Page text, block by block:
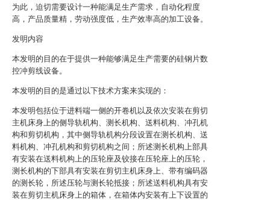
为此，迫切需要设计一种能满足生产需求，自动化程度
高，产品质量精，劳动强度低，生产效率高的加工设备。
发明内容
本发明的目的在于提供一种能够满足生产需要的硅钢片数
控冲剪线设备。
本发明的目的是通过以下技术方案来实现的：
本发明包括位于进料端一侧的开卷机以及依次安装在剪切
主机床身上的侧导轨机构、测长机构、送料机构、冲孔机
构和剪切机构，其中侧导轨机构分段设置在测长机构、送
料机构、冲孔机构和剪切机构之间；所述测长机构上部具
有安装在送料机构上的压轮座及铰接在压轮座上的压轮，
测长机构的下部具有安装在剪切主机床身上、带有编码器
的测长轮，所述压轮与测长轮抵接；所述送料机构具有安
装在剪切主机床身上的箱体，在箱体内安装有上下设置的